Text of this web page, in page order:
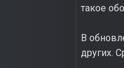
такое
В
других.